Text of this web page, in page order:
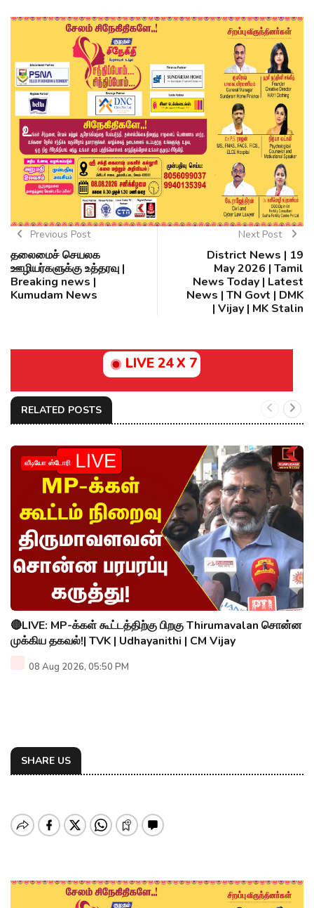
Previous Post
தலைமைச் செயலக
ஊழியர்களுக்கு உத்தரவு |
Breaking news |
Kumudam News
Next Post
District News | 19
May 2026 | Tamil
News Today | Latest
News | TN Govt | DMK
| Vijay | MK Stalin
LIVE 24 X 7
RELATED POSTS
வீடியோ ஸ்டோரி
🔴LIVE: MP-க்கள் கூட்டத்திற்கு பிறகு Thirumavalan சொன்ன
முக்கிய தகவல்!| TVK | Udhayanithi | CM Vijay
08 Aug 2026, 05:50 PM
SHARE US